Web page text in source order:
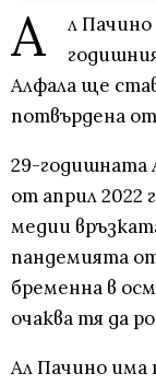
А
л
Алфала ще
потвърдена
29-годишната
от април 2022
медии
пандемията
бременна в
очаква тя да
Ал Пачино има